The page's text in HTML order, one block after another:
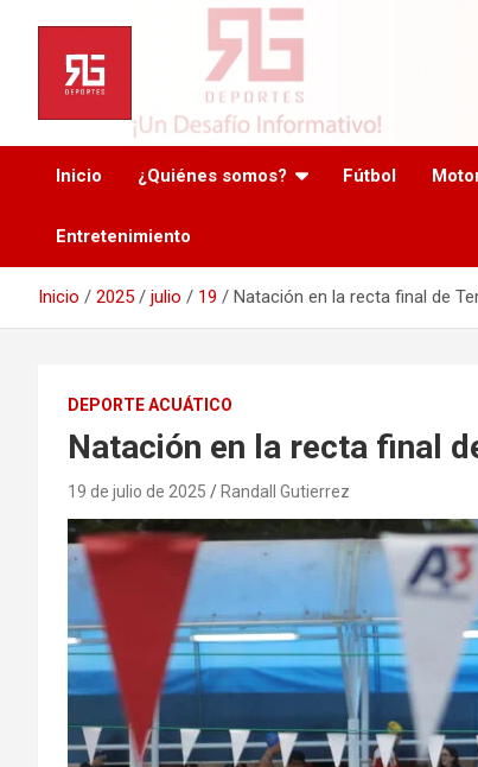
contenido
Inicio ¿Quiénes somos? Fútbol
Entretenimiento
Inicio 2025 julio 19 Natación en la recta final de
DEPORTE ACUÁTICO
Natación en la recta final
19 de julio de 2025 Randall Gutierrez